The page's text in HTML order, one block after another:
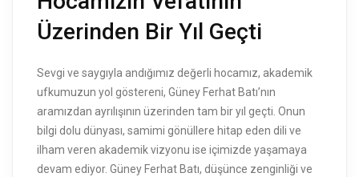
Üzerinden Bir Yıl Geçti
Sevgi ve saygıyla andığımız değerli hocamız, akademik
ufkumuzun yol göstereni, Güney Ferhat Batı’nın
aramızdan ayrılışının üzerinden tam bir yıl geçti. Onun
bilgi dolu dünyası, samimi gönüllere hitap eden dili ve
ilham veren akademik vizyonu ise içimizde yaşamaya
devam ediyor. Güney Ferhat Batı, düşünce zenginliği ve